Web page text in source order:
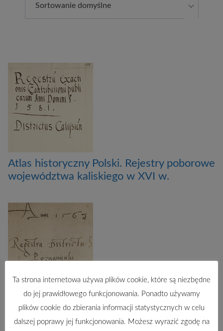
Sortowanie domyślne
Atlas historyczny Polski. Rejestry poborowe
województwa kaliskiego w XVI w.
Atlas historyczny Polski. Rejestry poborowe
województwa poznańskiego w XVI w.
Ta strona internetowa używa plików cookie, które są niezbędne
do jej prawidłowego funkcjonowania. Ponadto używamy
plików cookie do zbierania informacji statystycznych w celu
dalszej poprawy jej funkcjonowania. Możesz wyrazić zgodę na